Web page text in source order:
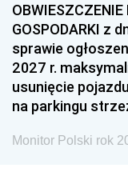
GOSPODARKI z
sprawie
2027 r.
usunięcie
na parkingu
Monitor Polski rok